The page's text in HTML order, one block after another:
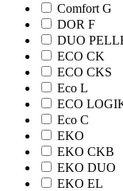
Comfort G
DOR F
DUO
ECO CK
ECO CKS
Eco L
ECO
Eco С
EKO
EKO CKB
EKO DUO
EKO EL